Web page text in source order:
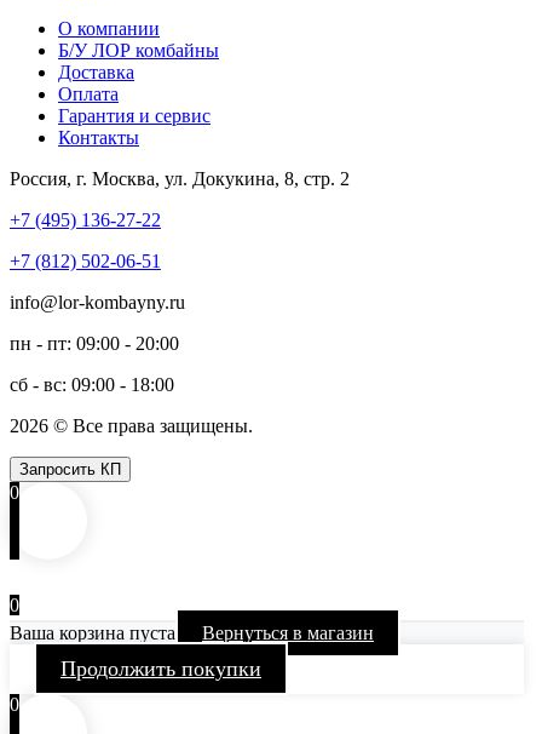
О компании
Б/У ЛОР комбайны
Доставка
Оплата
Гарантия и сервис
Контакты
Россия, г. Москва, ул. Докукина, 8, стр. 2
+7 (495) 136-27-22
+7 (812) 502-06-51
info@lor-kombayny.ru
пн - пт: 09:00 - 20:00
сб - вс: 09:00 - 18:00
2026 © Все права защищены.
Запросить КП
0
0
Ваша корзина пуста
Вернуться в магазин
Продолжить покупки
0